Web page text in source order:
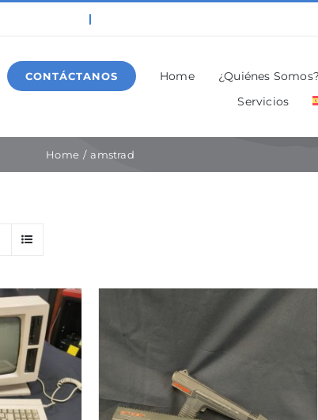
CONTÁCTANOS Home ¿Quiénes Somos?
Servicios
Home amstrad